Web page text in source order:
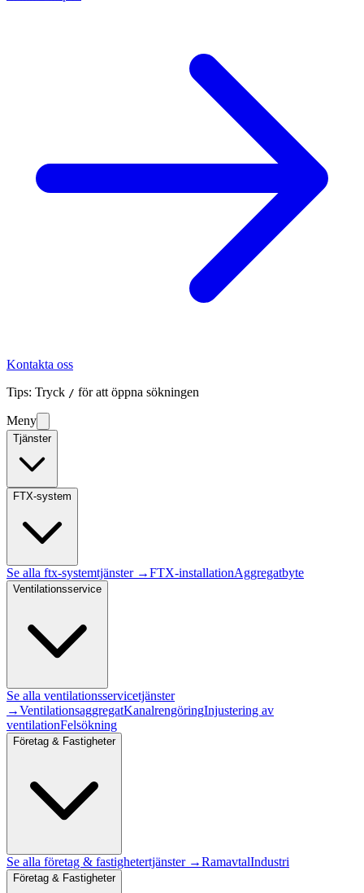
Kontakta oss
Tips: Tryck / för att öppna sökningen
Meny
Tjänster
FTX-system
Se alla ftx-systemtjänster →FTX-installationAggregatbyte
Ventilationsservice
Se alla ventilationsservicetjänster
→VentilationsaggregatKanalrengöringInjustering av
ventilationFelsökning
Företag & Fastigheter
Se alla företag & fastighetertjänster →RamavtalIndustri
Företag & Fastigheter